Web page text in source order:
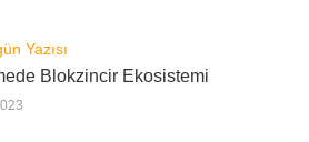
Yazısı
Blokzincir Ekosistemi